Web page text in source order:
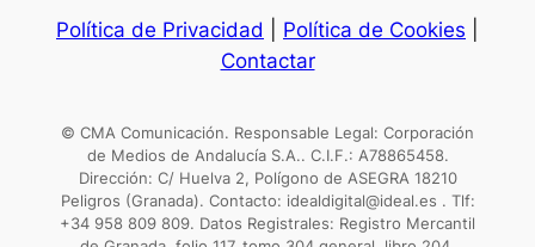
Política de Privacidad Política de Cookies
Contactar
© CMA Comunicación. Responsable Legal: Corporación
de Medios de Andalucía S.A.. C.I.F.: A78865458.
Dirección: C/ Huelva 2, Polígono de ASEGRA 18210
Peligros (Granada). Contacto: idealdigital@ideal.es . Tlf:
+34 958 809 809. Datos Registrales: Registro Mercantil